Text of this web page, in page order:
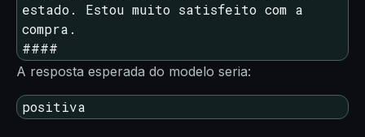
estado. Estou muito satisfeito com a
compra.
####
A resposta esperada do modelo seria:
positiva